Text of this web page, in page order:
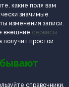
какие поля вам
значимые
изменения записи.
внешние сервисы
простой.
справочники.